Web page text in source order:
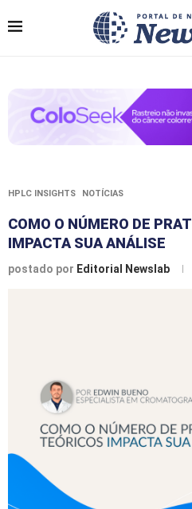
HPLC INSIGHTS NOTÍCIAS
COMO O NÚMERO DE
IMPACTA SUA ANÁLISE
postado por Editorial Newslab